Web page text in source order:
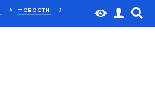
Новости